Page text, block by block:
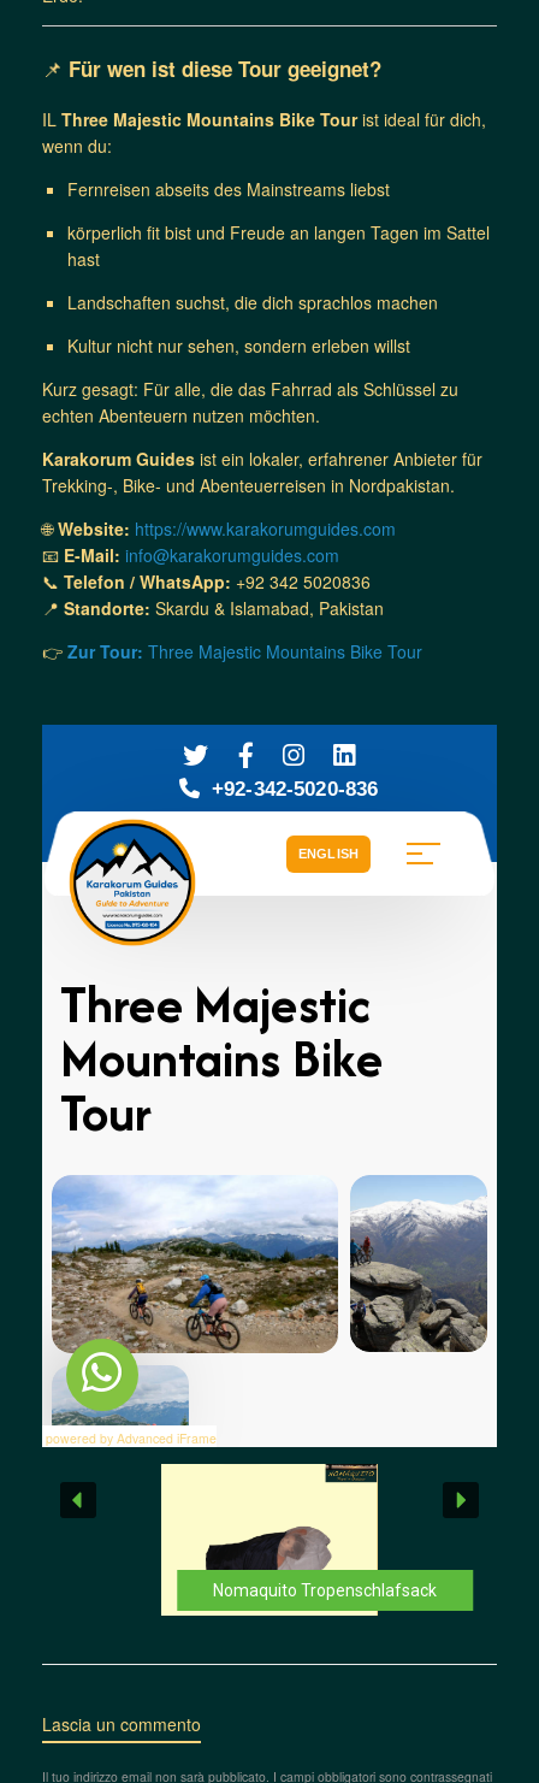
📌 Für wen ist diese Tour geeignet?
IL Three Majestic Mountains Bike Tourist ideal für dich,
wenn du:
Fernreisen abseits des Mainstreams liebst
körperlich fit bist und Freude an langen Tagen im Sattel
hast
Landschaften suchst, die dich sprachlos machen
Kultur nicht nur sehen, sondern erleben willst
Kurz gesagt: Für alle, die das Fahrrad als Schlüssel zu
echten Abenteuern nutzen möchten.
Karakorum Guides ist ein lokaler, erfahrener Anbieter für
Trekking-, Bike- und Abenteuerreisen in Nordpakistan.
🌐Website: https://www.karakorumguides.com
📧 E-Mail: info@karakorumguides.com
📞 Telefon / WhatsApp: +92 342 5020836
📍 Standorte: Skardu & Islamabad, Pakistan
👉 Zur Tour: Three Majestic Mountains Bike Tour
powered by Advanced iFrame
Nomaquito Tropenschlafsack
Lascia un commento
Il tuo indirizzo email non sarà pubblicato. I campi obbligatori sono contrassegnati